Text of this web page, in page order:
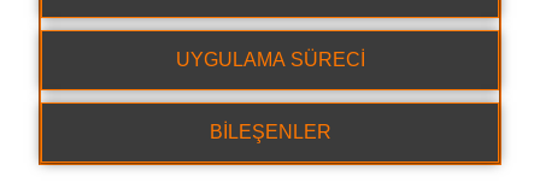
UYGULAMA SÜRECİ
BİLEŞENLER